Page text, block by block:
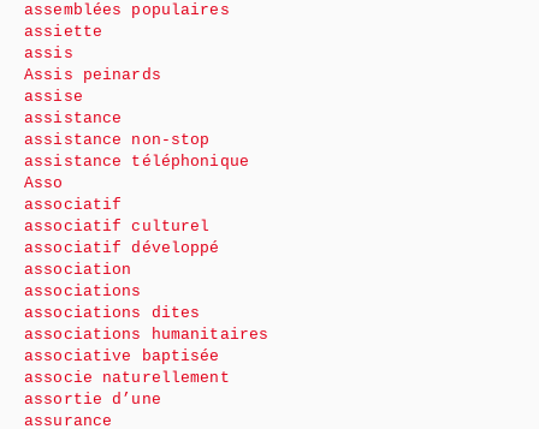
assemblées populaires
assiette
assis
Assis peinards
assise
assistance
assistance non-stop
assistance téléphonique
Asso
associatif
associatif culturel
associatif développé
association
associations
associations dites
associations humanitaires
associative baptisée
associe naturellement
assortie d’une
assurance